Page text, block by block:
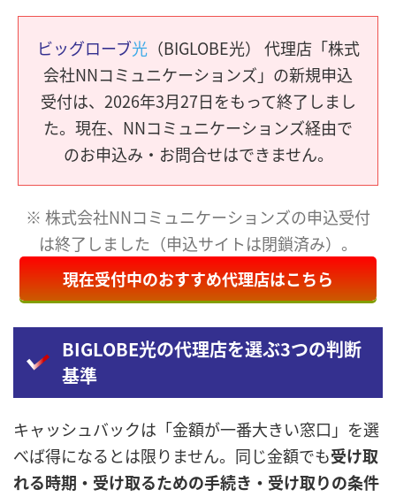
ビッグローブ光（BIGLOBE光） 代理店「株式
会社NNコミュニケーションズ」の新規申込
受付は、2026年3月27日をもって終了しまし
た。現在、NNコミュニケーションズ経由で
のお申込み・お問合せはできません。
※ 株式会社NNコミュニケーションズの申込受付
は終了しました（申込サイトは閉鎖済み）。
現在受付中のおすすめ代理店はこちら
BIGLOBE光の代理店を選ぶ3つの判断
基準
キャッシュバックは「金額が一番大きい窓口」を選
べば得になるとは限りません。同じ金額でも受け取
れる時期・受け取るための手続き・受け取りの条件